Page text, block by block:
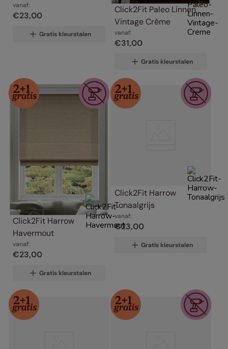
vanaf:
€23,00
Gratis kleurstalen
Click2Fit Paleo Linnen
Vintage Crème
vanaf:
€31,00
Gratis kleurstalen
Click2Fit Harrow
Havermout
vanaf:
€23,00
Gratis kleurstalen
Click2Fit Harrow
Tonaalgrijs
vanaf:
€23,00
Gratis kleurstalen